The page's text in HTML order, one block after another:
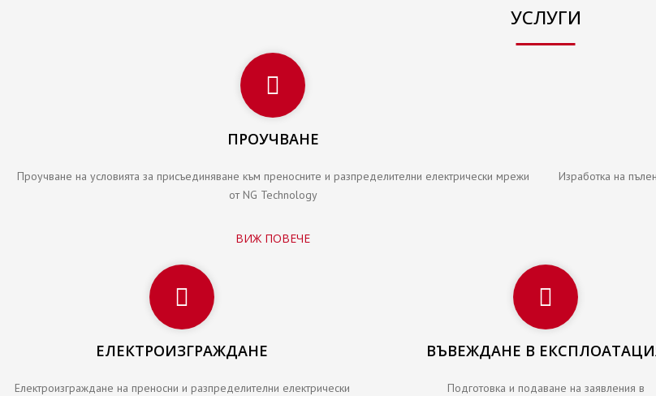
УСЛУГИ
ПРОУЧВАНЕ
Проучване на условията за присъединяване към преносните и разпределителни електрически мрежи
от NG Technology
ВИЖ ПОВЕЧЕ
Изработка на
ЕЛЕКТРОИЗГРАЖДАНЕ
Електроизграждане на преносни и разпределителни електрически
ВЪВЕЖДАНЕ В
Подготовка и подаване на заявления в